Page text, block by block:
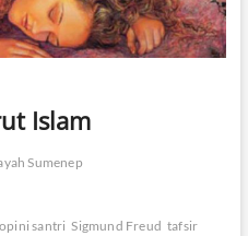
Islam
Sumenep
opini santri Sigmund Freud tafsir